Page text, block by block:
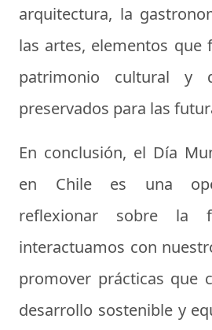
arquitectura, la
las artes, elementos que
patrimonio cultural y
preservados para las
En conclusión, el Día
en Chile es una
reflexionar sobre la
interactuamos con
promover prácticas que
desarrollo sostenible y